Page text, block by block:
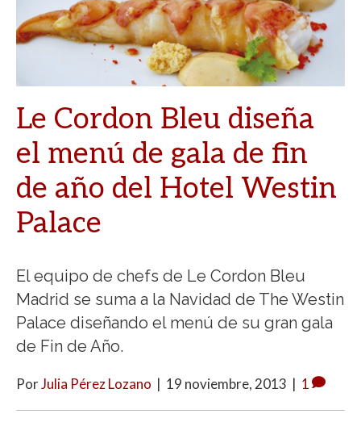
Le Cordon Bleu diseña
el menú de gala de fin
de año del Hotel Westin
Palace
El equipo de chefs de Le Cordon Bleu
Madrid se suma a la Navidad de The Westin
Palace diseñando el menú de su gran gala
de Fin de Año.
PorJulia Pérez Lozano | 19 noviembre, 2013 | 1